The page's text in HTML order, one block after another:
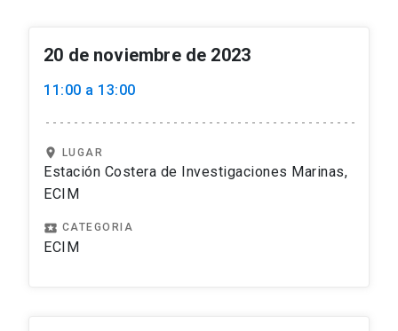
20 de noviembre de 2023
11:00 a 13:00
location_on LUGAR
Estación Costera de Investigaciones Marinas,
ECIM
local_play CATEGORIA
ECIM